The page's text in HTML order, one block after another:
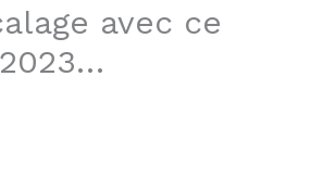
avec ce